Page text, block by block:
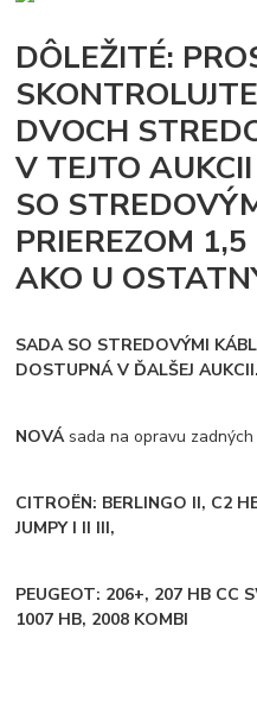
DÔLEŽITÉ:
DVOCH
V TEJTO
SO
PRIEREZOM
AKO U
SADA SO STREDOVÝMI
DOSTUPNÁ V ĎALŠEJ AUKCII.
NOVÁsada na opravu
CITROËN: BERLINGO II, C2
JUMPY I II III,
PEUGEOT: 206+, 207 HB CC
1007 HB, 2008 KOMBI